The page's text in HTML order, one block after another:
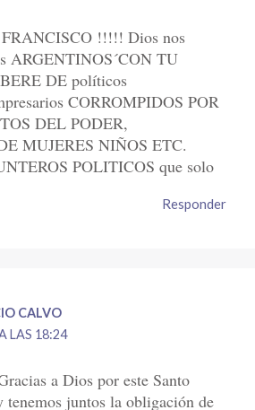
!!!!! Dios nos
ARGENTINOS´CON TU
DE políticos
CORROMPIDOS POR
DEL PODER,
MUJERES NIÑOS ETC.
POLITICOS que solo
Responder
CALVO
LAS 18:24
a Dios por este Santo
tenemos juntos la obligación de